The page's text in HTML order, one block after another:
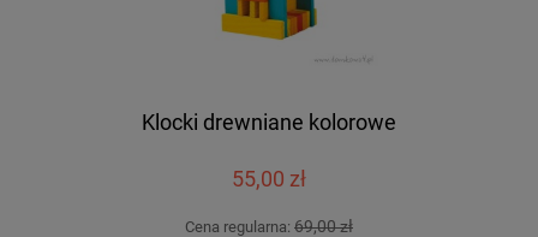
Klocki drewniane kolorowe
55,00 zł
Cena regularna: 69,00 zł